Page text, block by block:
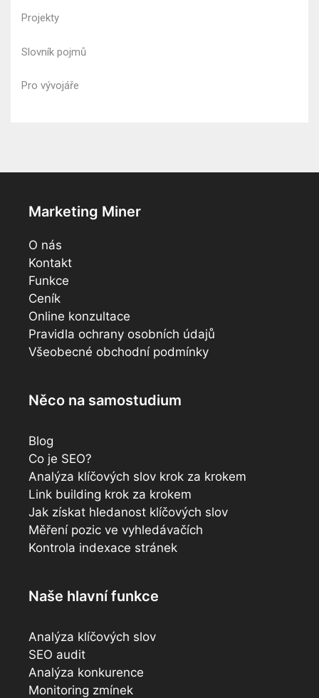
Projekty
Slovník pojmů
Pro vývojáře
Marketing Miner
O nás
Kontakt
Funkce
Ceník
Online konzultace
Pravidla ochrany osobních údajů
Všeobecné obchodní podmínky
Něco na samostudium
Blog
Co je SEO?
Analýza klíčových slov krok za krokem
Link building krok za krokem
Jak získat hledanost klíčových slov
Měření pozic ve vyhledávačích
Kontrola indexace stránek
Naše hlavní funkce
Analýza klíčových slov
SEO audit
Analýza konkurence
Monitoring zmínek